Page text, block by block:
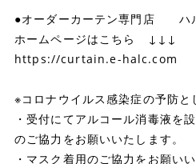
●オーダーカーテン専門店 ハ
ホームページはこちら ↓↓↓
https://curtain.e-halc.com
※コロナウイルス感染症の予防と
・受付にてアルコール消毒液を
のご協力をお願いいたします。
・マスク着用のご協力をお願いい